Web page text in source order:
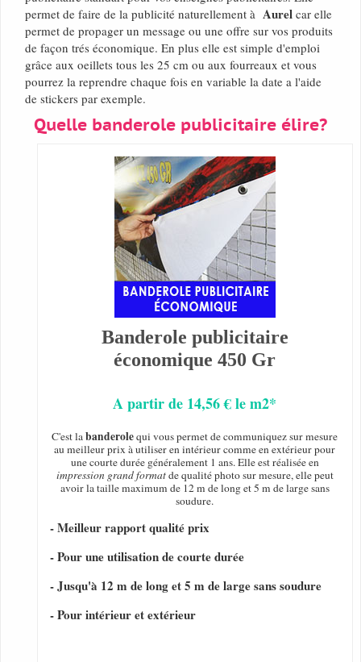
permet de faire de la publicité naturellement à Aurel car elle
permet de propager un message ou une offre sur vos produits
de façon trés économique. En plus elle est simple d'emploi
grâce aux oeillets tous les 25 cm ou aux fourreaux et vous
pourrez la reprendre chaque fois en variable la date a l'aide
de stickers par exemple.
Quelle banderole publicitaire élire?
Banderole publicitaire
économique 450 Gr
A partir de 14,56 € le m2*
C'est labanderolequi vous permet de communiquez sur mesure
au meilleur prix à utiliser en intérieur comme en extérieur pour
une courte durée généralement 1 ans. Elle est réalisée en
impression grand formatde qualité photo sur mesure, elle peut
avoir la taille maximum de 12 m de long et 5 m de large sans
soudure.
- Meilleur rapport qualité prix
- Pour une utilisation de courte durée
- Jusqu'à 12 m de long et 5 m de large sans soudure
- Pour intérieur et extérieur